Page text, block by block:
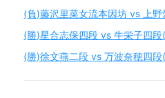
(負)藤沢里菜女流本因坊 vs 上
(勝)星合志保四段 vs 牛栄子四段
(勝)徐文燕二段 vs 万波奈穂四段